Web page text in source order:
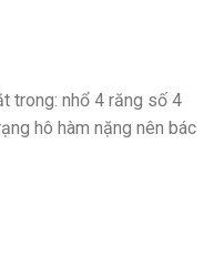
trong: nhổ 4 răng số 4
hô hàm nặng nên bác